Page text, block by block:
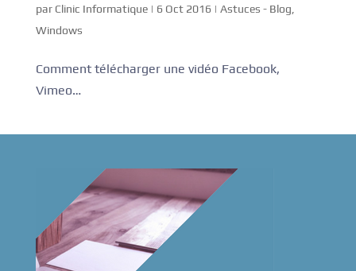
par Clinic Informatique| 6 Oct 2016 | Astuces - Blog
Windows
Comment télécharger une vidéo Facebook,
Vimeo…